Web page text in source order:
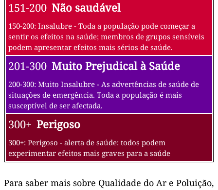
151-200 Não saudável
150-200: Insalubre - Toda a população pode começar a
sentir os efeitos na saúde; membros de grupos sensíveis
podem apresentar efeitos mais sérios de saúde.
201-300 Muito Prejudical à Saúde
200-300: Muito Insalubre - As advertências de saúde de
situações de emergência. Toda a população é mais
susceptível de ser afectada.
300+ Perigoso
300+: Perigoso - alerta de saúde: todos podem
experimentar efeitos mais graves para a saúde
Para saber mais sobre Qualidade do Ar e Poluição,